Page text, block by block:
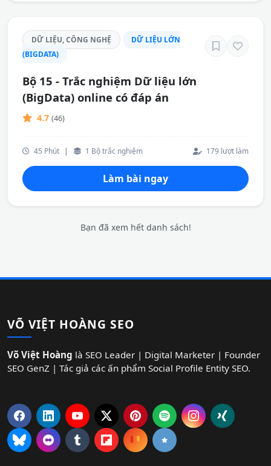
DỮ LIỆU, CÔNG NGHỆ
DỮ LIỆU LỚN
(BIGDATA)
Bộ 15 - Trắc nghiệm Dữ liệu lớn
(BigData) online có đáp án
4.7 (46)
45 Phút | 1 Bộ trắc nghiệm 179 lượt làm
Làm bài ngay
Bạn đã xem hết danh sách!
VÕ VIỆT HOÀNG SEO
Võ Việt Hoàng là SEO Leader | Digital Marketer | Founder
SEO GenZ | Tác giả các ấn phẩm Social Profile Entity SEO.